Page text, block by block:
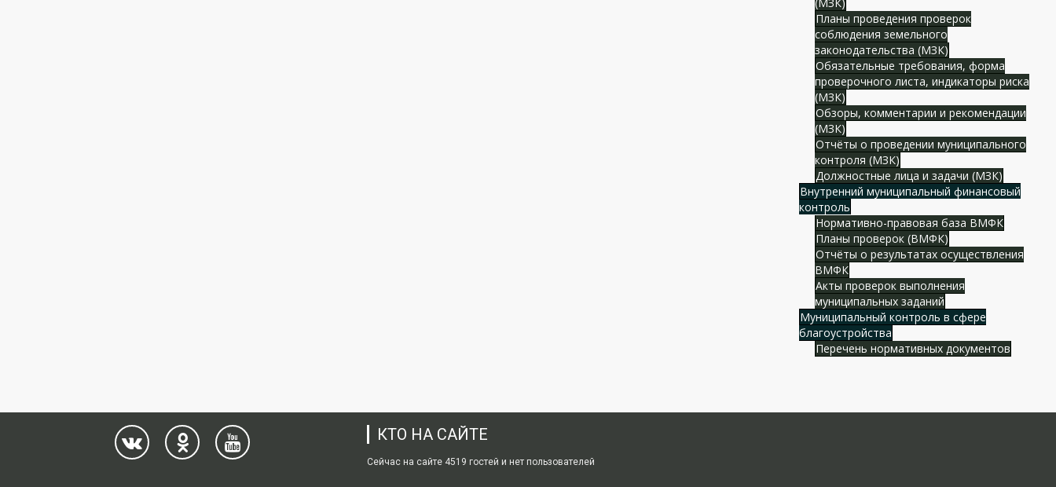
Планы проведения проверок
соблюдения земельного
законодательства (МЗК)
Обязательные требования, форма
проверочного листа, индикаторы риска
(МЗК)
Обзоры, комментарии и рекомендации
(МЗК)
Отчёты о проведении муниципального
контроля (МЗК)
Должностные лица и задачи (МЗК)
Внутренний муниципальный финансовый
контроль
Нормативно-правовая база ВМФК
Планы проверок (ВМФК)
Отчёты о результатах осуществления
ВМФК
Акты проверок выполнения
муниципальных заданий
Муниципальный контроль в сфере
благоустройства
Перечень нормативных документов
КТО НА САЙТЕ
Сейчас на сайте 4519 гостей и нет пользователей